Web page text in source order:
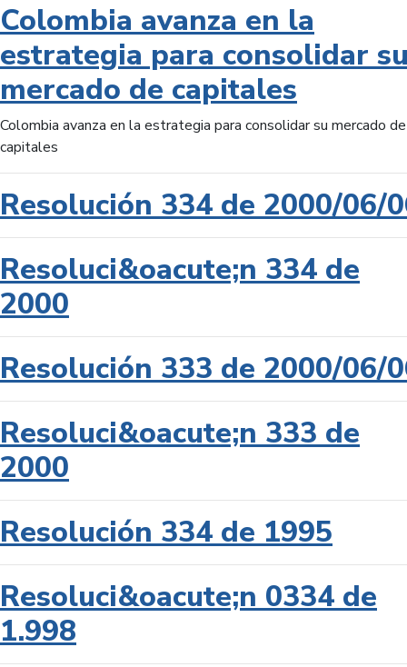
Colombia avanza en la
estrategia para consolidar
mercado de capitales
Colombia avanza en la estrategia para consolidar su mercado de
capitales
Resolución 334 de 2000/06/
Resoluci&oacute;n 334 de
2000
Resolución 333 de 2000/06/
Resoluci&oacute;n 333 de
2000
Resolución 334 de 1995
Resoluci&oacute;n 0334 de
1.998